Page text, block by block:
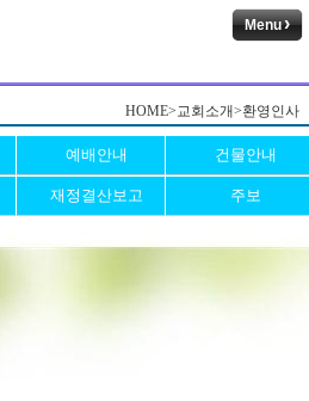
Menu
HOME>교회소개>환영인사
예배안내 건물안내
재정결산보고 주보